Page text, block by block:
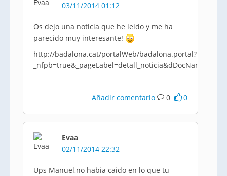
03/11/2014 01:12
Os dejo una noticia que he leido y me ha
parecido muy interesante!
http://badalona.cat/portalWeb/badalona.portal?
Añadir comentario 0 0
Evaa
02/11/2014 22:32
Ups Manuel,no habia caido en lo que tu